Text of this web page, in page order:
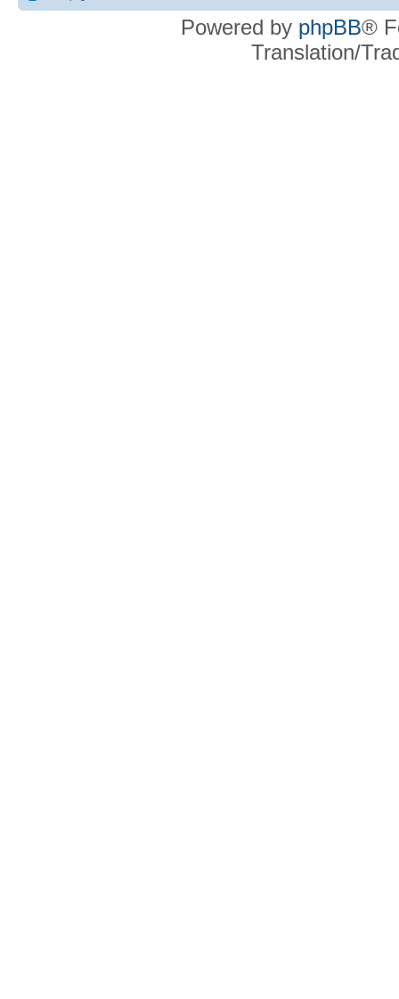
Powered by phpBB®
Translation/